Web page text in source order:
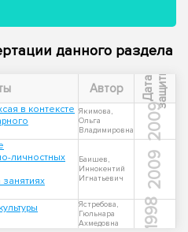
данного раздела
Автор Д
а
т
а
з
а
щ
и
т ы
в контексте Якимова,
Ольга
Владимировна
2009
личностных
Баишев,
Иннокентий
Игнатьевич
2009
Ястребова,
Гюльнара
Ахмедовна
1998